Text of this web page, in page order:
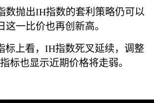
数抛出IH指数的套利策略仍可以
这一比价也再创新高。
标上看，IH指数死叉延续，调整
标也显示近期价格将走弱。